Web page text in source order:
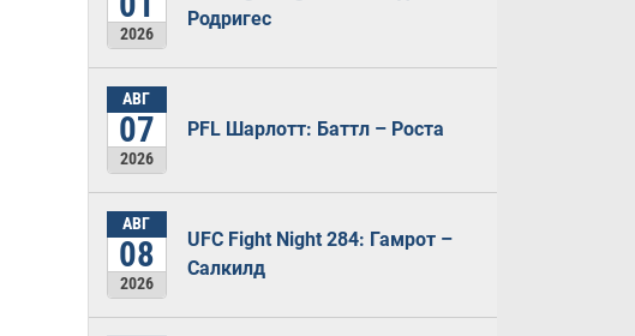
2026
Родригес
АВГ
07
2026
PFL Шарлотт: Баттл – Роста
АВГ
08
2026
UFC Fight Night 284: Гамрот –
Салкилд